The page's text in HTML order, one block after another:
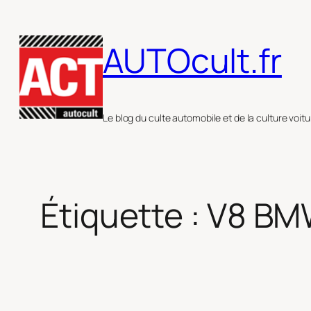
au
contenu
AUTOcult.fr
Le blog du culte automobile et de la culture
Étiquette : V8